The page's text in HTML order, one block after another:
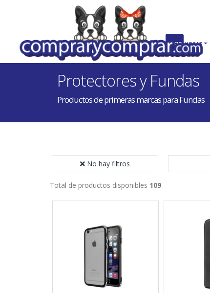
INICIO HOGAR
Protectores y Fundas
Productos de primeras marcas para Fundas
No hay filtros
Total de productos disponibles 109